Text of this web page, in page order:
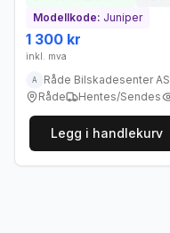
Modellkode: Juniper
1 300 kr
inkl. mva
A
Råde Bilskadesenter AS
Råde
Hentes/Sendes
Legg i handlekurv